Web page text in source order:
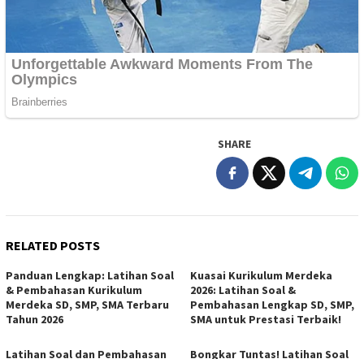
SHARE
RELATED POSTS
Panduan Lengkap: Latihan Soal
& Pembahasan Kurikulum
Merdeka SD, SMP, SMA Terbaru
Tahun 2026
Kuasai Kurikulum Merdeka
2026: Latihan Soal &
Pembahasan Lengkap SD, SMP,
SMA untuk Prestasi Terbaik!
Latihan Soal dan Pembahasan
Bongkar Tuntas! Latihan Soal